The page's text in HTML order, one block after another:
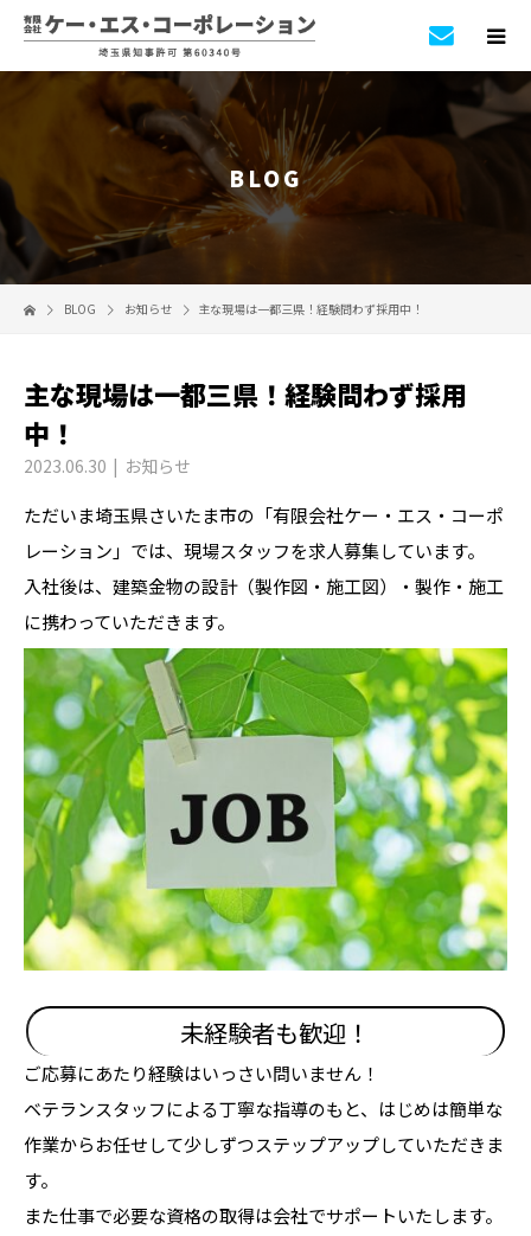
BLOG
BLOG お知らせ 主な現場は一都三県！経験問わず採用中！
主な現場は一都三県！経験問わず採用
中！
2023.06.30 お知らせ
ただいま埼玉県さいたま市の「有限会社ケー・エス・コーポ
レーション」では、現場スタッフを求人募集しています。
入社後は、建築金物の設計（製作図・施工図）・製作・施工
に携わっていただきます。
未経験者も歓迎！
ご応募にあたり経験はいっさい問いません！
ベテランスタッフによる丁寧な指導のもと、はじめは簡単な
作業からお任せして少しずつステップアップしていただきま
す。
また仕事で必要な資格の取得は会社でサポートいたします。